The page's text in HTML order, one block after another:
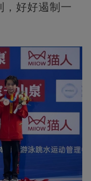
，好好遏制一